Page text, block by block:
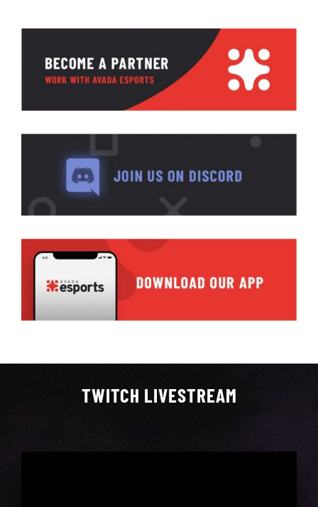
TWITCH LIVESTREAM